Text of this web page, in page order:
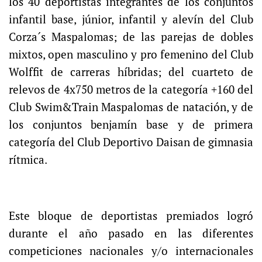
infantil base, júnior, infantil y alevín del Club
Corza´s Maspalomas; de las parejas de dobles
mixtos, open masculino y pro femenino del Club
Wolffit de carreras híbridas; del cuarteto de
relevos de 4x750 metros de la categoría +160 del
Club Swim&Train Maspalomas de natación, y de
los conjuntos benjamín base y de primera
categoría del Club Deportivo Daisan de gimnasia
rítmica.
Este bloque de deportistas premiados logró
durante el año pasado en las diferentes
competiciones nacionales y/o internacionales